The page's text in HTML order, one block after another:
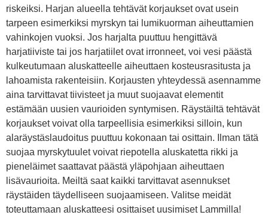
riskeiksi. Harjan alueella tehtävät korjaukset ovat usein
tarpeen esimerkiksi myrskyn tai lumikuorman aiheuttamien
vahinkojen vuoksi. Jos harjalta puuttuu hengittävä
harjatiiviste tai jos harjatiilet ovat irronneet, voi vesi päästä
kulkeutumaan aluskatteelle aiheuttaen kosteusrasitusta ja
lahoamista rakenteisiin. Korjausten yhteydessä asennamme
aina tarvittavat tiivisteet ja muut suojaavat elementit
estämään uusien vaurioiden syntymisen. Räystäiltä tehtävät
korjaukset voivat olla tarpeellisia esimerkiksi silloin, kun
alaräystäslaudoitus puuttuu kokonaan tai osittain. Ilman tätä
suojaa myrskytuulet voivat riepotella aluskatetta rikki ja
pieneläimet saattavat päästä yläpohjaan aiheuttaen
lisävaurioita. Meiltä saat kaikki tarvittavat asennukset
räystäiden täydelliseen suojaamiseen. Valitse meidät
toteuttamaan aluskatteesi osittaiset uusimiset Lammilla!